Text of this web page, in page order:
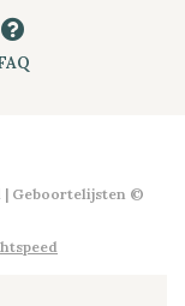
| Geboortelijsten ©